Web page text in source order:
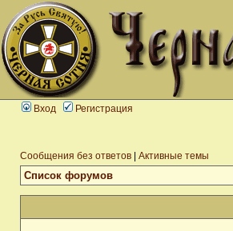
Вход Регистрация
Сообщения без ответов Активные темы
Список форумов